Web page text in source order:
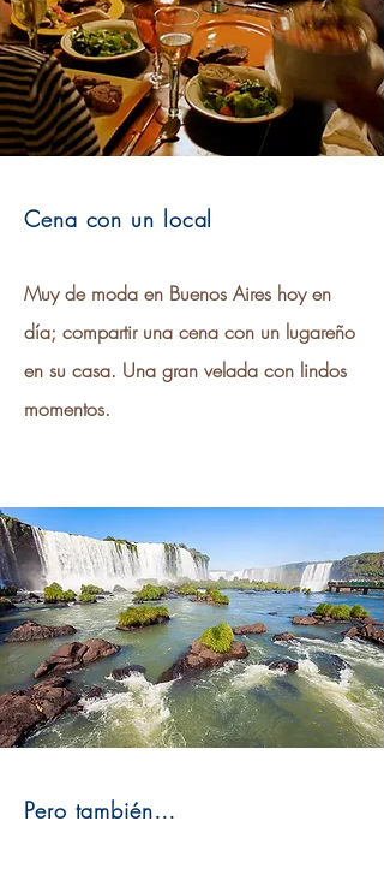
Cena con un local
Muy de moda en Buenos Aires hoy en
día; compartir una cena con un lugareño
en su casa. Una gran velada con lindos
momentos.
Pero también…